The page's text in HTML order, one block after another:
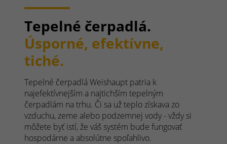
Tepelné čerpadlá.
Úsporné, efektívne,
tiché.
Tepelné čerpadlá Weishaupt patria k
najefektívnejším a najtichším tepelným
čerpadlám na trhu. Či sa už teplo získava zo
vzduchu, zeme alebo podzemnej vody - vždy si
môžete byť istí, že váš systém bude fungovať
hospodárne a absolútne spoľahlivo.